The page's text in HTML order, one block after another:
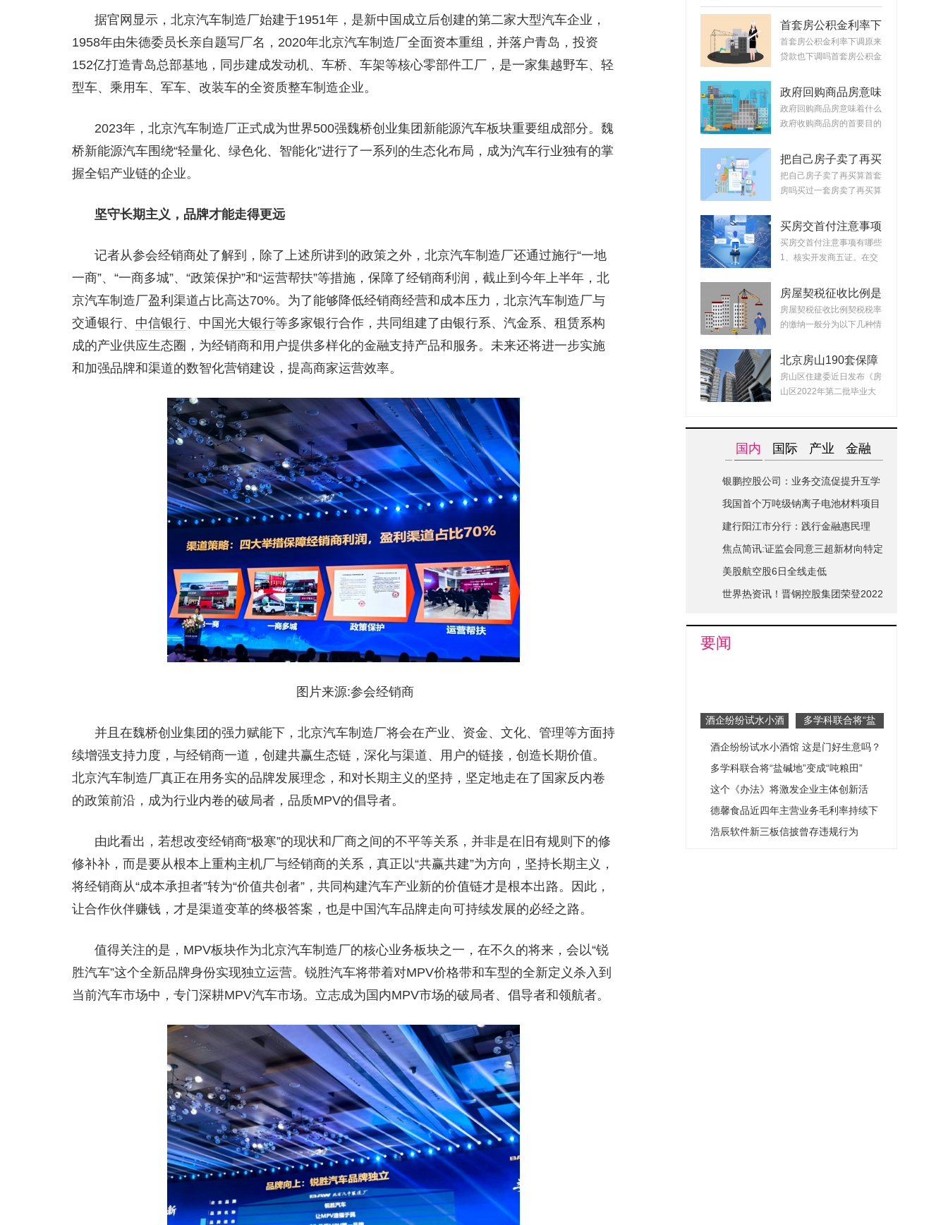
据官网显示，北京汽车制造厂始建于1951年，是新中国成立后创建的第二家大型汽车企业，
1958年由朱德委员长亲自题写厂名，2020年北京汽车制造厂全面资本重组，并落户青岛，投资
152亿打造青岛总部基地，同步建成发动机、车桥、车架等核心零部件工厂，是一家集越野车、轻
型车、乘用车、军车、改装车的全资质整车制造企业。
2023年，北京汽车制造厂正式成为世界500强魏桥创业集团新能源汽车板块重要组成部分。魏
桥新能源汽车围绕“轻量化、绿色化、智能化”进行了一系列的生态化布局，成为汽车行业独有的掌
握全铝产业链的企业。
坚守长期主义，品牌才能走得更远
记者从参会经销商处了解到，除了上述所讲到的政策之外，北京汽车制造厂还通过施行“一地
一商”、“一商多城”、“政策保护”和“运营帮扶”等措施，保障了经销商利润，截止到今年上半年，北
京汽车制造厂盈利渠道占比高达70%。为了能够降低经销商经营和成本压力，北京汽车制造厂与
交通银行、 中信银行、中国光大银行等多家银行合作，共同组建了由银行系、汽金系、租赁系构
成的产业供应生态圈，为经销商和用户提供多样化的金融支持产品和服务。未来还将进一步实施
和加强品牌和渠道的数智化营销建设，提高商家运营效率。
图片来源:参会经销商
并且在魏桥创业集团的强力赋能下，北京汽车制造厂将会在产业、资金、文化、管理等方面持
续增强支持力度，与经销商一道，创建共赢生态链，深化与渠道、用户的链接，创造长期价值。
北京汽车制造厂真正在用务实的品牌发展理念，和对长期主义的坚持，坚定地走在了国家反内卷
的政策前沿，成为行业内卷的破局者，品质MPV的倡导者。
由此看出，若想改变经销商“极寒”的现状和厂商之间的不平等关系，并非是在旧有规则下的修
修补补，而是要从根本上重构主机厂与经销商的关系，真正以“共赢共建”为方向，坚持长期主义，
将经销商从“成本承担者”转为“价值共创者”，共同构建汽车产业新的价值链才是根本出路。因此，
让合作伙伴赚钱，才是渠道变革的终极答案，也是中国汽车品牌走向可持续发展的必经之路。
值得关注的是，MPV板块作为北京汽车制造厂的核心业务板块之一，在不久的将来，会以“锐
胜汽车”这个全新品牌身份实现独立运营。锐胜汽车将带着对MPV价格带和车型的全新定义杀入到
当前汽车市场中，专门深耕MPV汽车市场。立志成为国内MPV市场的破局者、倡导者和领航者。
首套房公积金利率下
调原来贷款也下调
吗？公积金贷款会随
吗？
首套房公积金利率下调原来
贷款也下调吗首套房公积金
政府回购商品房意味
着什么？政府回购安
置房价格如何定？
政府回购商品房意味着什么
政府收购商品房的首要目的
把自己房子卖了再买
算首套房吗？把房子
卖掉再买房子算二套
把自己房子卖了再买算首套
房吗买过一套房卖了再买算
买房交首付注意事项
有哪些？买房交完首
付款后接下来的流程
买房交首付注意事项有哪些
1、核实开发商五证。在交
房屋契税征收比例是
什么？ 2022房产契
税最新政策
房屋契税征收比例契税税率
的缴纳一般分为以下几种情
北京房山190套保障
租赁房面向毕业生配
租 房源均为精装交
房山区住建委近日发布《房
山区2022年第二批毕业大
国内 国际 产业 金融
银鹏控股公司：业务交流促提升互学
互鉴共进步|世界简讯
我国首个万吨级钠离子电池材料项目
在山西综改区开建
建行阳江市分行：践行金融惠民理
念-全球关注
焦点简讯:证监会同意三超新材向特定
对象发行股票的注册申请
美股航空股6日全线走低
世界热资讯！晋钢控股集团荣登2022
要闻
酒企纷纷试水小酒
吗？
多学科联合将“盐
酒企纷纷试水小酒馆 这是门好生意吗？
多学科联合将“盐碱地”变成“吨粮田”
这个《办法》将激发企业主体创新活
力！ 市场监管总局出台《企业标准化促
进办法》
德馨食品近四年主营业务毛利率持续下
滑
浩辰软件新三板信披曾存违规行为